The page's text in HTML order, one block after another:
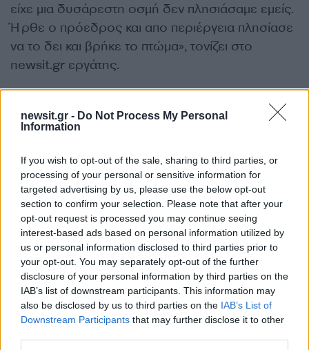
newsit.gr - Do Not Process My Personal
Information
If you wish to opt-out of the sale, sharing to third parties, or
processing of your personal or sensitive information for
targeted advertising by us, please use the below opt-out
section to confirm your selection. Please note that after your
opt-out request is processed you may continue seeing
interest-based ads based on personal information utilized by
us or personal information disclosed to third parties prior to
your opt-out. You may separately opt-out of the further
disclosure of your personal information by third parties on the
IAB’s list of downstream participants. This information may
also be disclosed by us to third parties on the IAB’s List of
Downstream Participants that may further disclose it to other
είχε μια δυσάρεστη οσμή δεν πλησιάσαμε εμείς.
Ήρθε ο πρόεδρος και απο περιέργεια πλησίασε
να το δει και βρήκε το πτώμα», τονίζει στο
newsit.gr εργάτης.
«Το θέμα είναι να βρεθεί ποιός ή ποια είναι το
νεκρό άτομο», επισημαίνει.